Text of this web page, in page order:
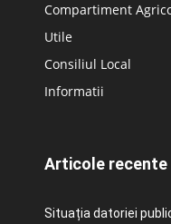
Compartiment
Utile
Consiliul Local
Informatii
Articole recente
Situația datoriei